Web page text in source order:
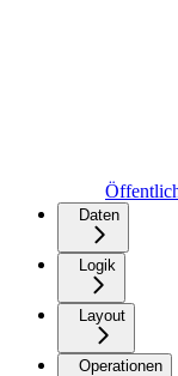
Daten
Logik
Layout
Operationen